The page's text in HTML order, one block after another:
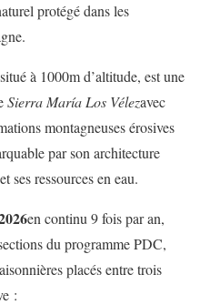
protégé dans les
à 1000m d’altitude, est une
Sierra María Los Vélezavec
montagneuses érosives
par son architecture
ses ressources en eau.
en continu 9 fois par an,
du programme PDC,
placés entre trois
: